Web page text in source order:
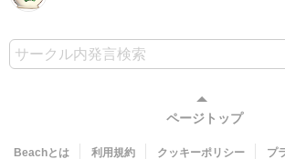
ページトップ
Beachとは 利用規約 クッキーポリシー プ